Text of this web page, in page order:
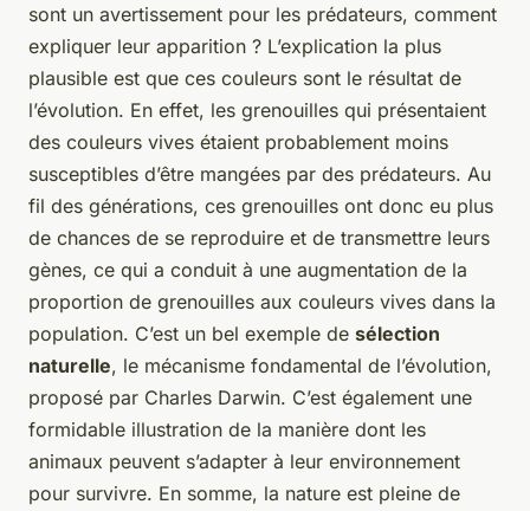
sont un avertissement pour les prédateurs, comment
expliquer leur apparition ? L’explication la plus
plausible est que ces couleurs sont le résultat de
l’évolution. En effet, les grenouilles qui présentaient
des couleurs vives étaient probablement moins
susceptibles d’être mangées par des prédateurs. Au
fil des générations, ces grenouilles ont donc eu plus
de chances de se reproduire et de transmettre leurs
gènes, ce qui a conduit à une augmentation de la
proportion de grenouilles aux couleurs vives dans la
population. C’est un bel exemple de sélection
naturelle, le mécanisme fondamental de l’évolution,
proposé par Charles Darwin. C’est également une
formidable illustration de la manière dont les
animaux peuvent s’adapter à leur environnement
pour survivre. En somme, la nature est pleine de